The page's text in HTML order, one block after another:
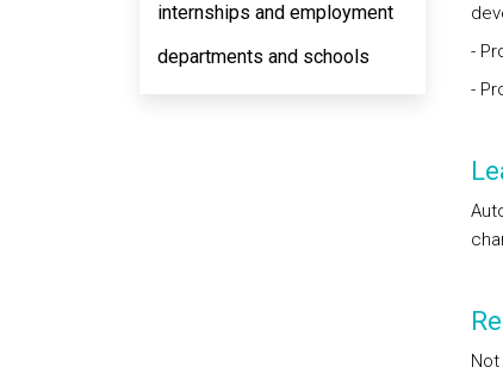
internships and employment
departments and schools
-
-